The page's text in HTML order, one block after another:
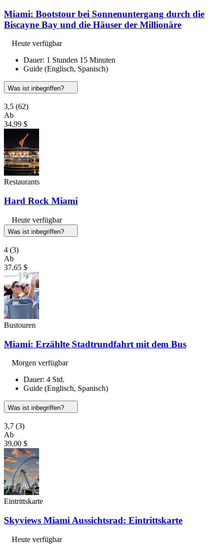
Miami: Bootstour bei Sonnenuntergang durch die
Biscayne Bay und die Häuser der Millionäre
Heute verfügbar
Dauer: 1 Stunden 15 Minuten
Guide (Englisch, Spanisch)
Was ist inbegriffen?
3,5 (62)
Ab
34,99 $
Restaurants
Hard Rock Miami
Heute verfügbar
Was ist inbegriffen?
4 (3)
Ab
37,65 $
Bustouren
Miami: Erzählte Stadtrundfahrt mit dem Bus
Morgen verfügbar
Dauer: 4 Std.
Guide (Englisch, Spanisch)
Was ist inbegriffen?
3,7 (3)
Ab
39,00 $
Eintrittskarte
Skyviews Miami Aussichtsrad: Eintrittskarte
Heute verfügbar